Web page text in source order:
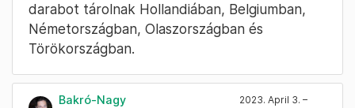
darabot tárolnak Hollandiában, Belgiumban,
Németországban, Olaszországban és
Törökországban.
Bakró-Nagy
2023. April 3. –